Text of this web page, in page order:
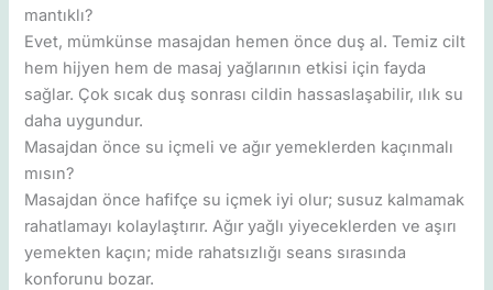
mantıklı?
Evet, mümkünse masajdan hemen önce duş al. Temiz cilt
hem hijyen hem de masaj yağlarının etkisi için fayda
sağlar. Çok sıcak duş sonrası cildin hassaslaşabilir, ılık su
daha uygundur.
Masajdan önce su içmeli ve ağır yemeklerden kaçınmalı
mısın?
Masajdan önce hafifçe su içmek iyi olur; susuz kalmamak
rahatlamayı kolaylaştırır. Ağır yağlı yiyeceklerden ve aşırı
yemekten kaçın; mide rahatsızlığı seans sırasında
konforunu bozar.